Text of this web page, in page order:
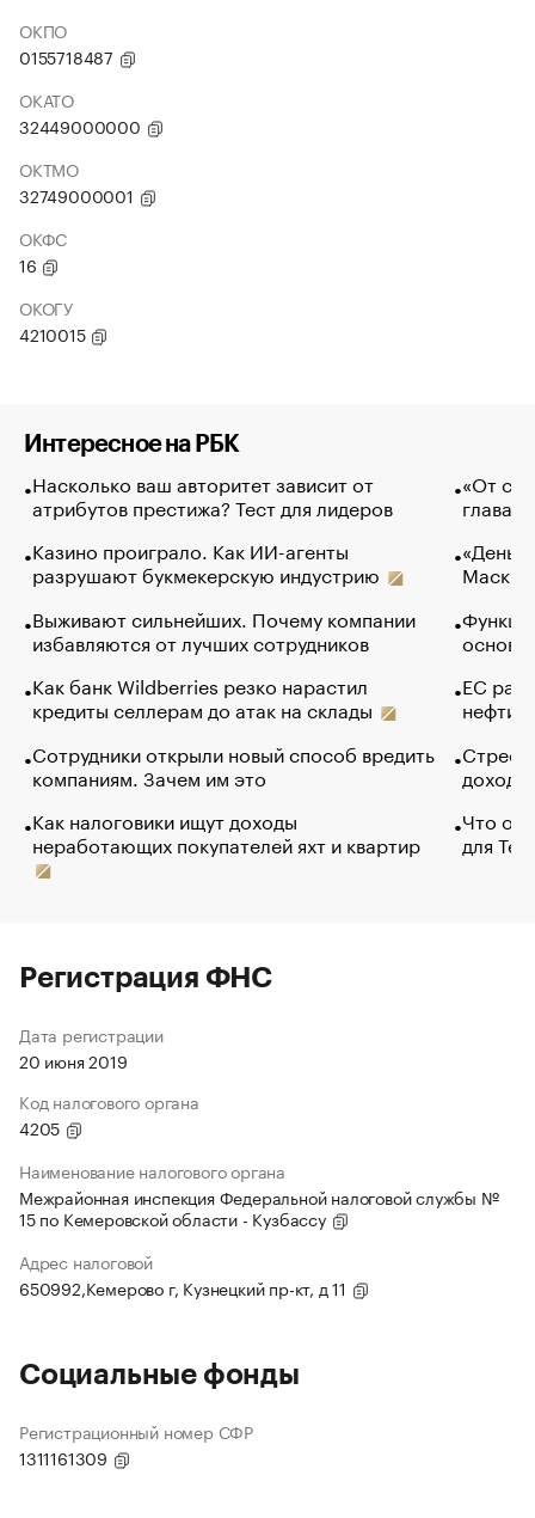
ОКПО
0155718487
ОКАТО
32449000000
ОКТМО
32749000001
ОКФС
16
ОКОГУ
4210015
Интересное на РБК
Насколько ваш авторитет зависит от
атрибутов престижа? Тест для лидеров
Казино проиграло. Как ИИ-агенты
разрушают букмекерскую индустрию
Выживают сильнейших. Почему компании
избавляются от лучших сотрудников
Как банк Wildberries резко нарастил
кредиты селлерам до атак на склады
Сотрудники открыли новый способ вредить
компаниям. Зачем им это
Как налоговики ищут доходы
неработающих покупателей яхт и квартир
«От
глава
Маск в
основ
ЕС
нефти
Что
для
Регистрация ФНС
Дата регистрации
20 июня 2019
Код налогового органа
4205
Наименование налогового органа
Межрайонная инспекция Федеральной налоговой службы №
15 по Кемеровской области - Кузбассу
Адрес налоговой
650992,Кемерово г, Кузнецкий пр-кт, д 11
Социальные фонды
Регистрационный номер СФР
1311161309